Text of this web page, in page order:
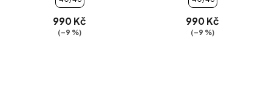
990 Kč
(–9 %)
990 Kč
(–9 %)